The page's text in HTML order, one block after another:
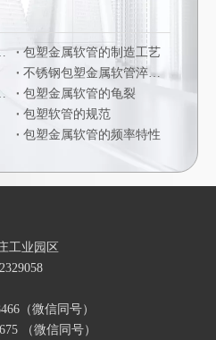
管理制度公司
包塑金属软管的制造工艺
不锈钢包塑金属软管淬火硬化
二次加工
包塑金属软管的龟裂
包塑软管的规范
包塑金属软管的频率特性
工业园区
（微信同号）
（微信同号）